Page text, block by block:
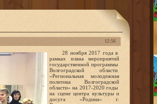
12:56
28 ноября 2017 года в
рамках плана мероприятий
государственной программы
Волгоградской области
«Региональная молодежная
политика Волгоградской
области» на 2017-2020 годы
на сцене центра культуры и
досуга «Родина» г.